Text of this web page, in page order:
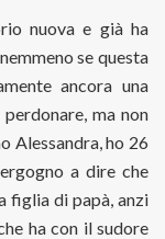
nuova e già ha
se questa
ancora una
ma non
Alessandra, ho 26
a dire che
figlia di papà, anzi
ha con il sudore